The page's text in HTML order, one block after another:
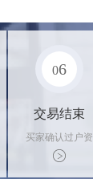
06
交易结束
买家确认过户资
料后，平台解冻
资金支付卖家